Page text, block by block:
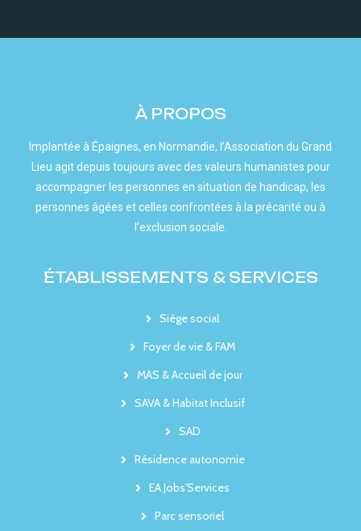
À PROPOS
Implantée à Épaignes, en Normandie, l’Association du Grand
Lieu agit depuis toujours avec des valeurs humanistes pour
accompagner les personnes en situation de handicap, les
personnes âgées et celles confrontées à la précarité ou à
l’exclusion sociale.
ÉTABLISSEMENTS & SERVICES
Siège social
Foyer de vie & FAM
MAS & Accueil de jour
SAVA & Habitat Inclusif
SAD
Résidence autonomie
EA Jobs'Services
Parc sensoriel